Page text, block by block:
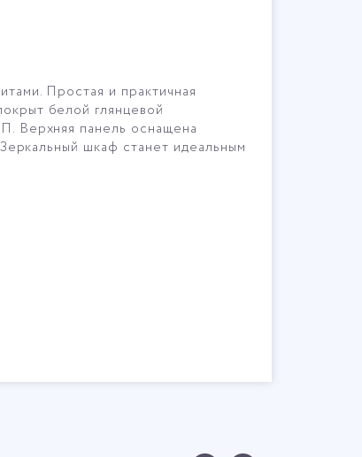
Простая и практичная
белой глянцевой
Верхняя панель оснащена
шкаф станет идеальным